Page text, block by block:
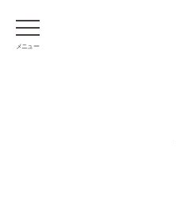
メニュー